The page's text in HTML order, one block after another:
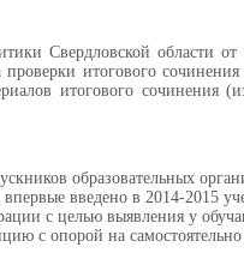
Свердловской области
итогового
итогового сочинения
образовательных
введено в 2014-2015
с целью выявления у
с опорой на